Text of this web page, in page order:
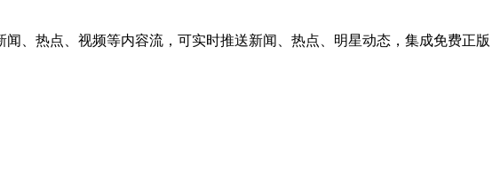
、热点、视频等内容流，可实时推送新闻、热点、明星动态，集成免费正版